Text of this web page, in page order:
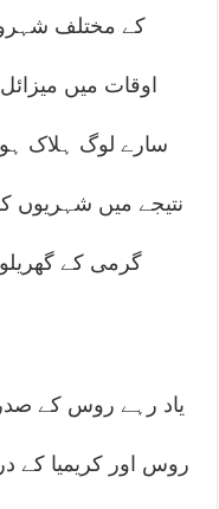
کے مختلف
اوقات میں
سارے لوگ ہلاک
نتیجے میں شہریوں
گرمی کے
یاد رہے روس کے صدر
روس اور کریمیا کے